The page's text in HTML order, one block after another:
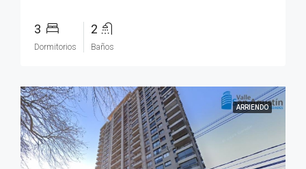
3
Dormitorios
2
Baños
ARRIENDO